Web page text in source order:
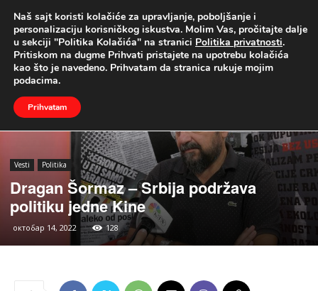
UŽIVO
Naslovna Vesti Politika
Vesti Politika
Dragan Šormaz – Srbija podržava
politiku jedne Kine
октобар 14, 2022 128
Naš sajt koristi kolačiće za upravljanje, poboljšanje i
personalizaciju korisničkog iskustva. Molim Vas, pročitajte dalje
u sekciji "Politika Kolačića" na stranici Politika privatnosti.
Pritiskom na dugme Prihvati pristajete na upotrebu kolačića
kao što je navedeno. Prihvatam da stranica rukuje mojim
podacima.
Prihvatam